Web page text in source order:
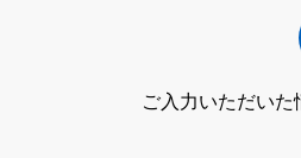
ご入力いただいた